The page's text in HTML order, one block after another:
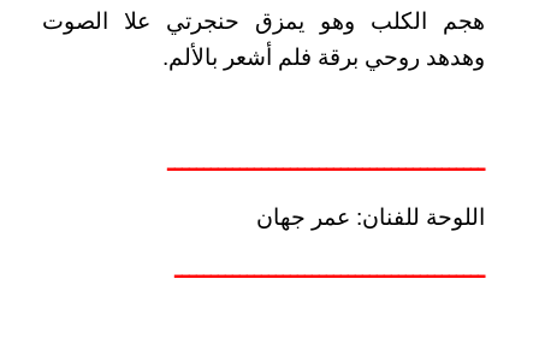
هجم الكلب وهو يمزق حنجرتي علا الصوت
وهدهد روحي برقة فلم أشعر بالألم.
ــــــــــــــــــــــــــــــــــــــــــــ
اللوحة للفنان: عمر جهان
ـــــــــــــــــــــــــــــــــــــــــــ